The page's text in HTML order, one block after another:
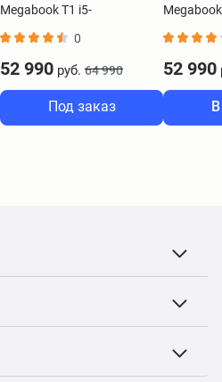
Megabook T1 i5-
SSD/W11H серый
0
52 990 руб. 64 990
Под заказ
SSD/
52 990